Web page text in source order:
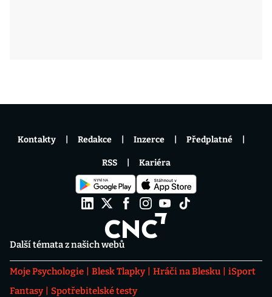
Další témata z našich webů
Moje Psychologie Blesk Tlapky Hráči na Blesku
iSport
Fantasy
Spotřebitelské testy
Kontakty Redakce Inzerce Předplatné
RSS Kariéra